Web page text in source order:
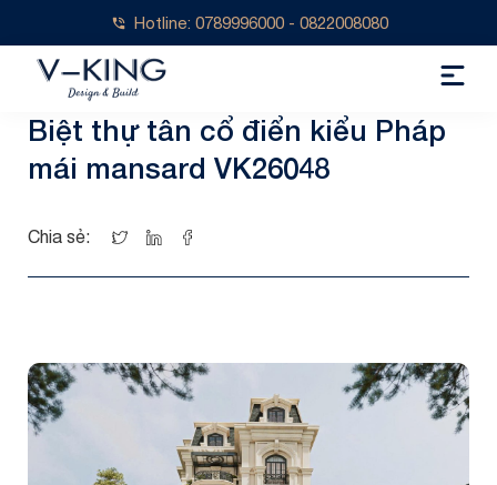
Hotline: 0789996000 - 0822008080
Biệt thự tân cổ điển kiểu Pháp
mái mansard VK26048
Chia sẻ: